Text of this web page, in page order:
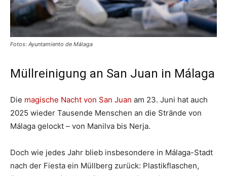
Fotos: Ayuntamiento de Málaga
Müllreinigung an San Juan in Málaga
Die magische Nacht von San Juan am 23. Juni hat auch
2025 wieder Tausende Menschen an die Strände von
Málaga gelockt – von Manilva bis Nerja.
Doch wie jedes Jahr blieb insbesondere in Málaga-Stadt
nach der Fiesta ein Müllberg zurück: Plastikflaschen,